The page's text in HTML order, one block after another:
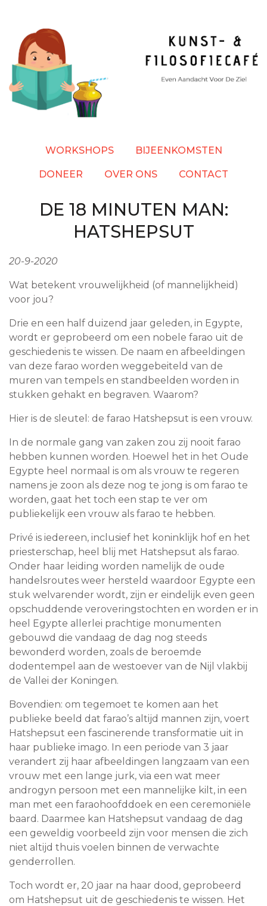
inhoud
gaan
WORKSHOPS BIJEENKOMSTEN
DONEER OVER ONS CONTACT
DE 18 MINUTEN MAN:
HATSHEPSUT
20-9-2020
Wat betekent vrouwelijkheid (of mannelijkheid)
voor jou?
Drie en een half duizend jaar geleden, in Egypte,
wordt er geprobeerd om een nobele farao uit de
geschiedenis te wissen. De naam en afbeeldingen
van deze farao worden weggebeiteld van de
muren van tempels en standbeelden worden in
stukken gehakt en begraven. Waarom?
Hier is de sleutel: de farao Hatshepsut is een vrouw.
In de normale gang van zaken zou zij nooit farao
hebben kunnen worden. Hoewel het in het Oude
Egypte heel normaal is om als vrouw te regeren
namens je zoon als deze nog te jong is om farao te
worden, gaat het toch een stap te ver om
publiekelijk een vrouw als farao te hebben.
Privé is iedereen, inclusief het koninklijk hof en het
priesterschap, heel blij met Hatshepsut als farao.
Onder haar leiding worden namelijk de oude
handelsroutes weer hersteld waardoor Egypte een
stuk welvarender wordt, zijn er eindelijk even geen
opschuddende veroveringstochten en worden er in
heel Egypte allerlei prachtige monumenten
gebouwd die vandaag de dag nog steeds
bewonderd worden, zoals de beroemde
dodentempel aan de westoever van de Nijl vlakbij
de Vallei der Koningen.
Bovendien: om tegemoet te komen aan het
publieke beeld dat farao’s altijd mannen zijn, voert
Hatshepsut een fascinerende transformatie uit in
haar publieke imago. In een periode van 3 jaar
verandert zij haar afbeeldingen langzaam van een
vrouw met een lange jurk, via een wat meer
androgyn persoon met een mannelijke kilt, in een
man met een faraohoofddoek en een ceremoniële
baard. Daarmee kan Hatshepsut vandaag de dag
een geweldig voorbeeld zijn voor mensen die zich
niet altijd thuis voelen binnen de verwachte
genderrollen.
Toch wordt er, 20 jaar na haar dood, geprobeerd
om Hatshepsut uit de geschiedenis te wissen. Het